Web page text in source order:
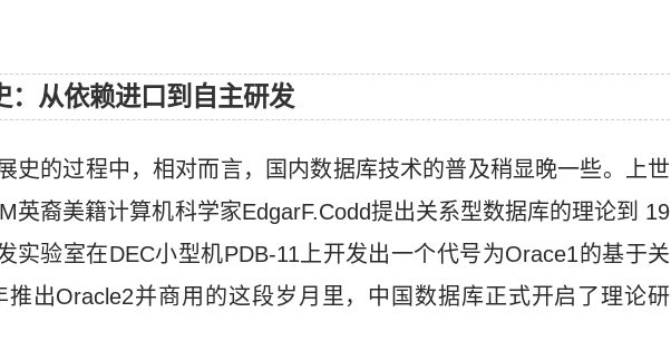
：从依赖进口到自主研发
史的过程中，相对而言，国内数据库技术的普及稍显晚一些。上世
英裔美籍计算机科学家EdgarF.Codd提出关系型数据库的理论到 19
实验室在DEC小型机PDB-11上开发出一个代号为Orace1的基于关
出Oracle2并商用的这段岁月里，中国数据库正式开启了理论研